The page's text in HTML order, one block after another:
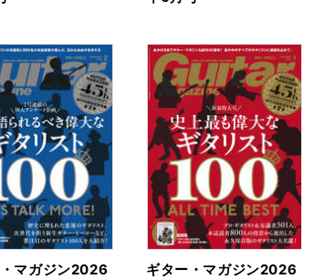
マガジン2026
ギター・マガジン2026